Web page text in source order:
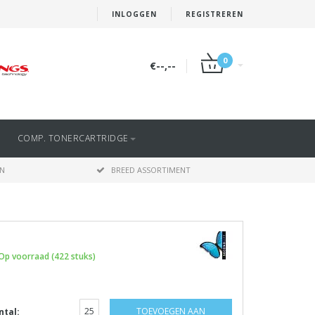
INLOGGEN REGISTREREN
€--,-- 0
COMP. TONERCARTRIDGE
BREED ASSORTIMENT
voorraad (422 stuks)
TOEVOEGEN AAN